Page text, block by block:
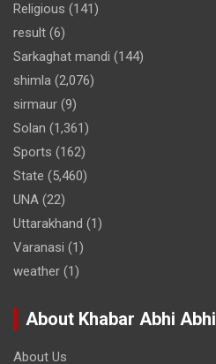
Religious (141)
result (6)
Sarkaghat mandi (144)
shimla (2,076)
sirmaur (9)
Solan (1,361)
Sports (162)
State (5,460)
UNA (22)
Uttarakhand (1)
Varanasi (1)
weather (1)
About Khabar Abhi Abhi
About Us